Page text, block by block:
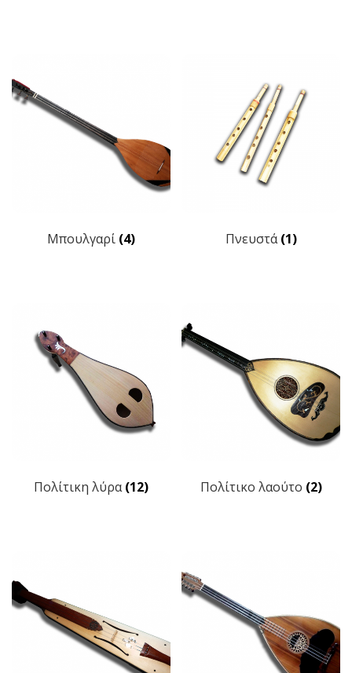
Μπουλγαρί (4) Πνευστά(1)
Πολίτικη λύρα(12) Πολίτικο λαούτο (2)